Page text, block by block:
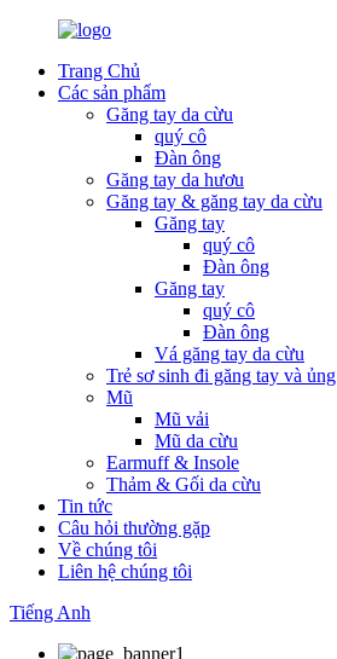
Trang Chủ
Các sản phẩm
Găng tay da cừu
quý cô
Đàn ông
Găng tay da hươu
Găng tay & găng tay da cừu
Găng tay
quý cô
Đàn ông
Găng tay
quý cô
Đàn ông
Vá găng tay da cừu
Trẻ sơ sinh đi găng tay và ủng
Mũ
Mũ vải
Mũ da cừu
Earmuff & Insole
Thảm & Gối da cừu
Tin tức
Câu hỏi thường gặp
Về chúng tôi
Liên hệ chúng tôi
Tiếng Anh